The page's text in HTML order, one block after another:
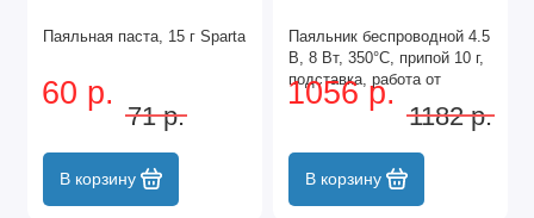
Паяльная паста, 15 г Sparta
60 р.
71 р.
В корзину
Паяльник беспроводной 4.5
В, 8 Вт, 350°С, припой 10 г,
подставка, работа от
элементов питания 3хАА
1056 р.
1182 р.
В корзину